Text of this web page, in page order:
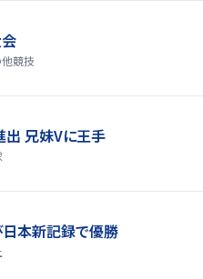
競技
兄妹Vに王手
本新記録で優勝